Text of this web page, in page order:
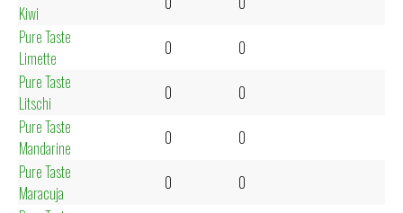
Kiwi
Pure Taste
Limette
0
0
Pure Taste
Litschi
0
0
Pure Taste
Mandarine
0
0
Pure Taste
Maracuja
0
0